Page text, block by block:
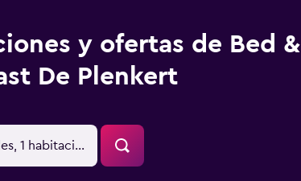
y ofertas de Bed &
De Plenkert
1 habitación